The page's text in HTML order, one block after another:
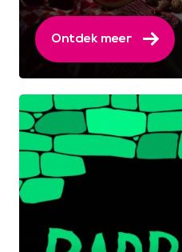
Ontdek meer